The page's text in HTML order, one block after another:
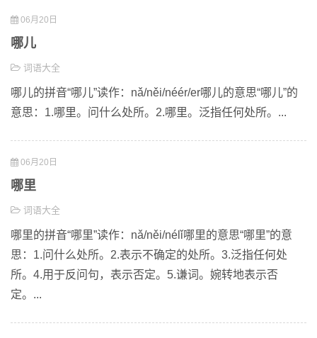
06月20日
哪儿
词语大全
哪儿的拼音“哪儿”读作：nǎ/něi/néér/er哪儿的意思“哪儿”的
意思：1.哪里。问什么处所。2.哪里。泛指任何处所。...
06月20日
哪里
词语大全
哪里的拼音“哪里”读作：nǎ/něi/nélǐ哪里的意思“哪里”的意
思：1.问什么处所。2.表示不确定的处所。3.泛指任何处
所。4.用于反问句，表示否定。5.谦词。婉转地表示否
定。...